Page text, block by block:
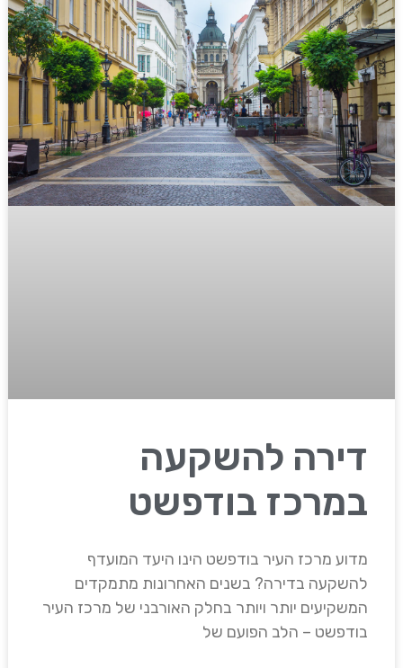
דירה להשקעה
במרכז בודפשט
מדוע מרכז העיר בודפשט הינו היעד המועדף
להשקעה בדירה? בשנים האחרונות מתמקדים
המשקיעים יותר ויותר בחלק האורבני של מרכז העיר
בודפשט – הלב הפועם של